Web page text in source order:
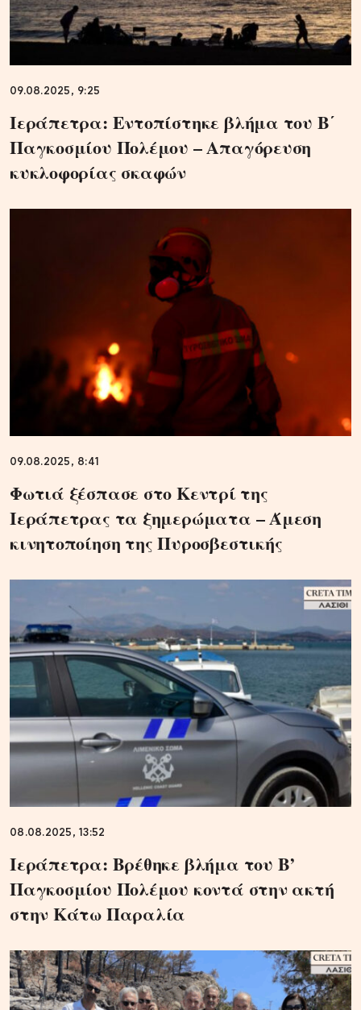
09.08.2025, 9:25
Ιεράπετρα: Εντοπίστηκε βλήμα του Β΄
Παγκοσμίου Πολέμου – Απαγόρευση
κυκλοφορίας σκαφών
09.08.2025, 8:41
Φωτιά ξέσπασε στο Κεντρί της
Ιεράπετρας τα ξημερώματα – Άμεση
κινητοποίηση της Πυροσβεστικής
08.08.2025, 13:52
Ιεράπετρα: Βρέθηκε βλήμα του Β’
Παγκοσμίου Πολέμου κοντά στην ακτή
στην Κάτω Παραλία